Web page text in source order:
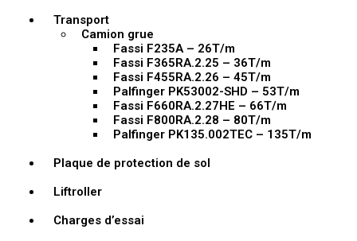
Transport
Camion grue
Fassi F235A – 26T/m
Fassi F365RA.2.25 – 36T/m
Fassi F455RA.2.26 – 45T/m
Palfinger PK53002-SHD – 53T/m
Fassi F660RA.2.27HE – 66T/m
Fassi F800RA.2.28 – 80T/m
Palfinger PK135.002TEC – 135T/m
Plaque de protection de sol
Liftroller
Charges d’essai